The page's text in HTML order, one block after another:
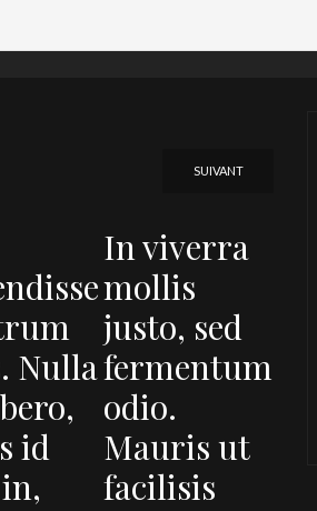
SUIVANT
Nulla
id
In viverra
mollis
justo, sed
fermentum
odio.
Mauris ut
facilisis